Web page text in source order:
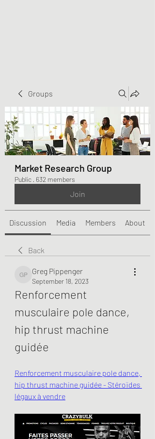
Groups
Market Research Group
Public · 632 members
Join
Discussion Media Members About
Back
Greg Pippenger
Greg Pippenger
September 18, 2023
Renforcement
musculaire pole dance,
hip thrust machine
guidée
Renforcement musculaire pole dance,
hip thrust machine guidée - Stéroïdes
légaux à vendre